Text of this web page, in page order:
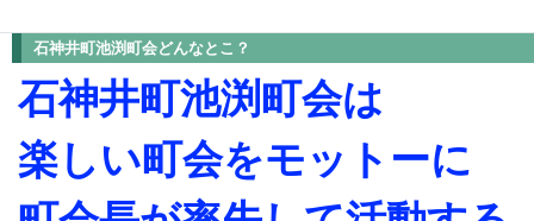
石神井町池渕町会どんなとこ？
石神井町池渕町会は
楽しい町会をモットーに